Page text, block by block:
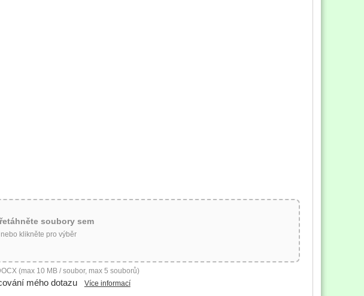
soubory sem
nebo klikněte pro výběr
(max 10 MB / soubor, max 5 souborů)
mého dotazu Více informací